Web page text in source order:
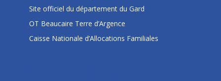
Site officiel du département du Gard
OT Beaucaire Terre d’Argence
Caisse Nationale d’Allocations Familiales